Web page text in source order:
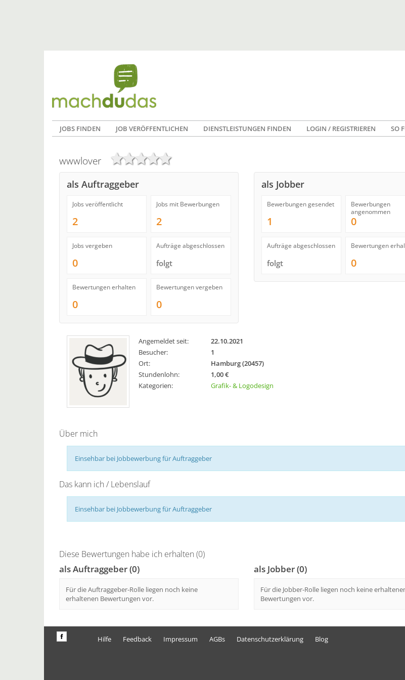
JOBS FINDEN JOB VERÖFFENTLICHEN DIENSTLEISTUNGEN FINDEN LOGIN / REGISTRIEREN SO
wwwlover
als Auftraggeber
Jobs veröffentlicht
2
Jobs mit Bewerbungen
2
Jobs vergeben
0
Aufträge abgeschlossen
folgt
Bewertungen erhalten
0
Bewertungen vergeben
0
als Jobber
Bewerbungen gesendet
1
Bewerbungen
angenommen
0
Aufträge abgeschlossen
folgt
Bewertungen
0
Angemeldet seit:
22.10.2021
Besucher:
1
Ort:
Hamburg (20457)
Stundenlohn:
1,00 €
Kategorien:
Grafik- & Logodesign
Über mich
Einsehbar bei Jobbewerbung für Auftraggeber
Das kann ich / Lebenslauf
Einsehbar bei Jobbewerbung für Auftraggeber
Diese Bewertungen habe ich erhalten (0)
als Auftraggeber (0)
Für die Auftraggeber-Rolle liegen noch keine
erhaltenen Bewertungen vor.
als Jobber (0)
Für die Jobber-Rolle liegen noch keine
Bewertungen vor.
Hilfe Feedback Impressum AGBs Datenschutzerklärung Blog